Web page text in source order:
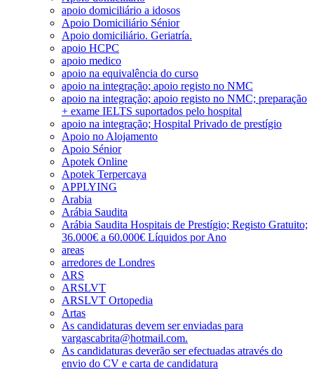
apoio domiciliário a idosos
Apoio Domiciliário Sénior
Apoio domiciliário. Geriatría.
apoio HCPC
apoio medico
apoio na equivalência do curso
apoio na integração; apoio registo no NMC
apoio na integração; apoio registo no NMC; preparação
+ exame IELTS suportados pelo hospital
apoio na integração; Hospital Privado de prestígio
Apoio no Alojamento
Apoio Sénior
Apotek Online
Apotek Terpercaya
APPLYING
Arabia
Arábia Saudita
Arábia Saudita Hospitais de Prestígio; Registo Gratuito;
36.000€ a 60.000€ Líquidos por Ano
areas
arredores de Londres
ARS
ARSLVT
ARSLVT Ortopedia
Artas
As candidaturas devem ser enviadas para
vargascabrita@hotmail.com.
As candidaturas deverão ser efectuadas através do
envio do CV e carta de candidatura